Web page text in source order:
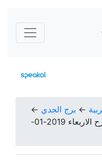
← برج الجدي ←
حظك اليوم برج الجدي ماغي فرح الاربعاء 2019-01-